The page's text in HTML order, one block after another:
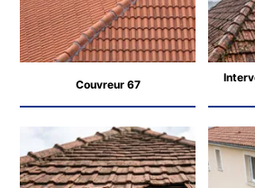
Couvreur 67